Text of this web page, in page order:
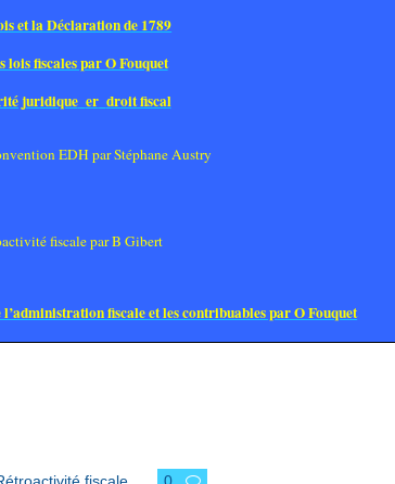
et la Déclaration de 1789
fiscales par O Fouquet
juridique er droit fiscal
EDH par Stéphane Austry
fiscale par B Gibert
fiscale et les contribuables par O Fouquet